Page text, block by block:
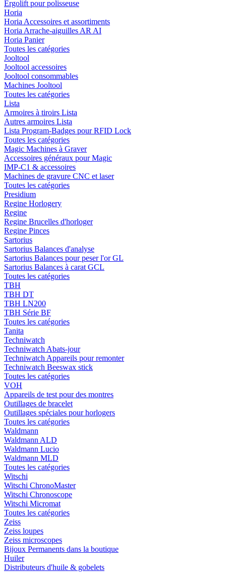
Ergolift pour polisseuse
Horia
Horia Accessoires et assortiments
Horia Arrache-aiguilles AR AI
Horia Panier
Toutes les catégories
Jooltool
Jooltool accessoires
Jooltool consommables
Machines Jooltool
Toutes les catégories
Lista
Armoires à tiroirs Lista
Autres armoires Lista
Lista Program-Badges pour RFID Lock
Toutes les catégories
Magic Machines à Graver
Accessoires généraux pour Magic
IMP-C1 & accessoires
Machines de gravure CNC et laser
Toutes les catégories
Presidium
Regine Horlogery
Regine
Regine Brucelles d'horloger
Regine Pinces
Sartorius
Sartorius Balances d'analyse
Sartorius Balances pour peser l'or GL
Sartorius Balances à carat GCL
Toutes les catégories
TBH
TBH DT
TBH LN200
TBH Série BF
Toutes les catégories
Tanita
Techniwatch
Techniwatch Abats-jour
Techniwatch Appareils pour remonter
Techniwatch Beeswax stick
Toutes les catégories
VOH
Appareils de test pour des montres
Outillages de bracelet
Outillages spéciales pour horlogers
Toutes les catégories
Waldmann
Waldmann ALD
Waldmann Lucio
Waldmann MLD
Toutes les catégories
Witschi
Witschi ChronoMaster
Witschi Chronoscope
Witschi Micromat
Toutes les catégories
Zeiss
Zeiss loupes
Zeiss microscopes
Bijoux Permanents dans la boutique
Huiler
Distributeurs d'huile & gobelets